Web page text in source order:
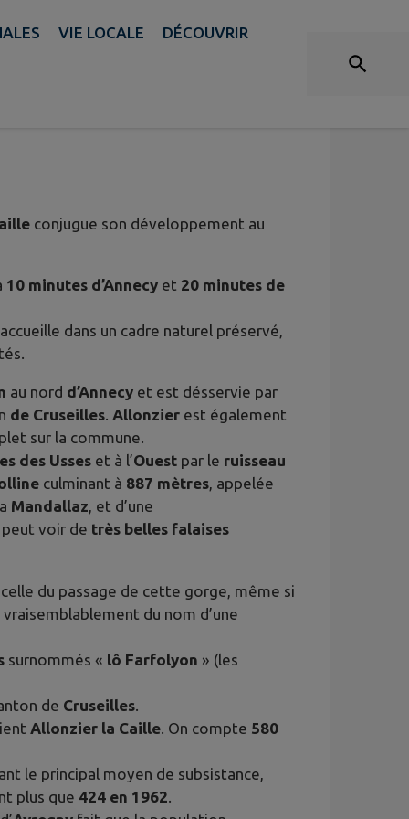
VIE LOCALE DÉCOUVRIR
conjugue son développement au
10 minutes d’Annecy et 20 minutes de
dans un cadre naturel préservé,
au nord d’Annecy et est désservie par
de Cruseilles. Allonzier est également
sur la commune.
des Usses et à l’Ouest par le ruisseau
culminant à 887 mètres, appelée
Mandallaz, et d’une
peut voir de très belles falaises
du passage de cette gorge, même si
du nom d’une
surnommés « lô Farfolyon » (les
de Cruseilles
Allonzier la Caille . On compte 580
le principal moyen de subsistance,
plus que 424 en 1962